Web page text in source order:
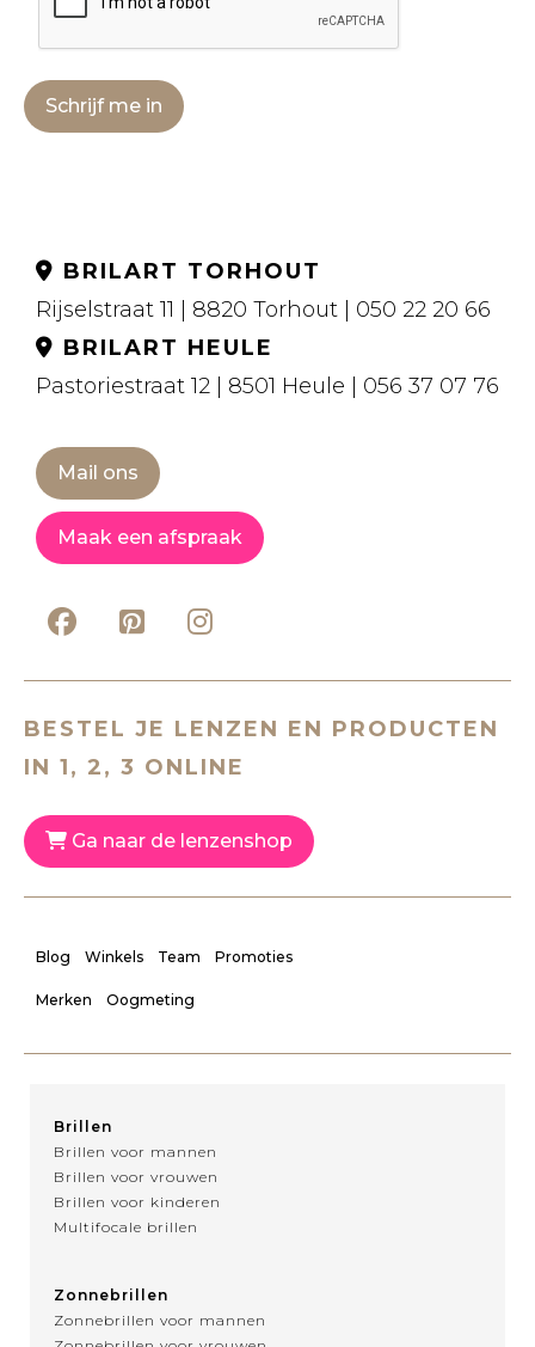
Schrijf me in
BRILART TORHOUT
Rijselstraat 11 | 8820 Torhout | 050 22 20 66
BRILART HEULE
Pastoriestraat 12 | 8501 Heule | 056 37 07 76
Mail ons
Maak een afspraak
BESTEL JE LENZEN EN PRODUCTEN
IN 1, 2, 3 ONLINE
Ga naar de lenzenshop
Blog Winkels Team Promoties
Merken Oogmeting
Brillen
Brillen voor mannen
Brillen voor vrouwen
Brillen voor kinderen
Multifocale brillen
Zonnebrillen
Zonnebrillen voor mannen